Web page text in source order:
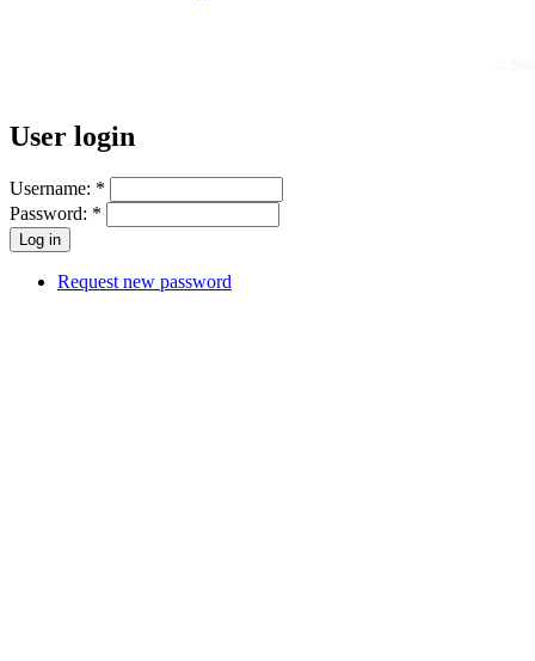
User login
Username: *
Password: *
Request new password